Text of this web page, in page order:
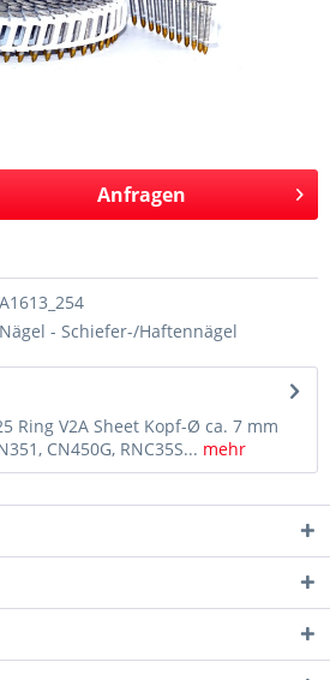
Anfragen
A1613_254
Nägel - Schiefer-/Haftennägel
Ring V2A Sheet Kopf-Ø ca. 7 mm
CN450G, RNC35S... mehr